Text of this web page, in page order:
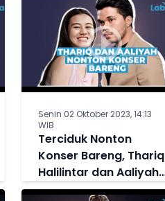
Senin 02 Oktober 2023, 14:13
WIB
Terciduk Nonton
Konser Bareng, Thariq
Halilintar dan Aaliyah
Massaid Diisukan